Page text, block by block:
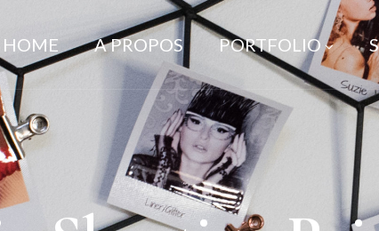
HOME A PROPOS PORTFOLIO